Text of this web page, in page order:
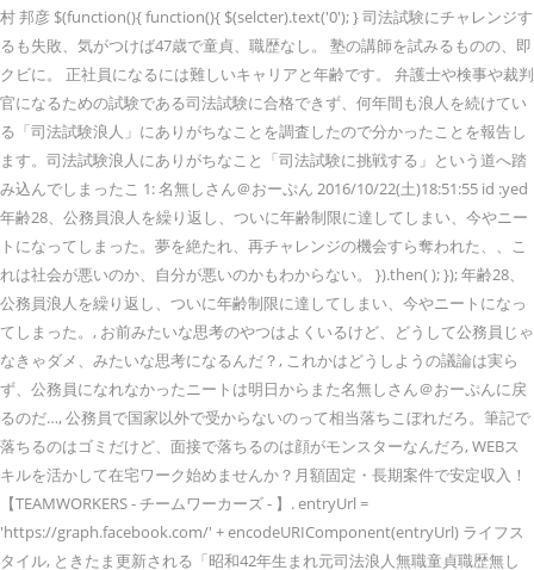
村 邦彦 $(function(){ function(){ $(selcter).text('0'); } 司法試験にチャレンジす
るも失敗、気がつけば47歳で童貞、職歴なし。 塾の講師を試みるものの、即
クビに。 正社員になるには難しいキャリアと年齢です。 弁護士や検事や裁判
官になるための試験である司法試験に合格できず、何年間も浪人を続けてい
る「司法試験浪人」にありがちなことを調査したので分かったことを報告し
ます。司法試験浪人にありがちなこと「司法試験に挑戦する」という道へ踏
み込んでしまったこ 1: 名無しさん＠おーぷん 2016/10/22(土)18:51:55 id :yed
年齢28、公務員浪人を繰り返し、ついに年齢制限に達してしまい、今やニー
トになってしまった。夢を絶たれ、再チャレンジの機会すら奪われた、、こ
れは社会が悪いのか、自分が悪いのかもわからない。 }).then( ); }); 年齢28、
公務員浪人を繰り返し、ついに年齢制限に達してしまい、今やニートになっ
てしまった。, お前みたいな思考のやつはよくいるけど、どうして公務員じゃ
なきゃダメ、みたいな思考になるんだ？, これかはどうしようの議論は実ら
ず、公務員になれなかったニートは明日からまた名無しさん＠おーぷんに戻
るのだ…, 公務員で国家以外で受からないのって相当落ちこぼれだろ。筆記で
落ちるのはゴミだけど、面接で落ちるのは顔がモンスターなんだろ, WEBス
キルを活かして在宅ワーク始めませんか？月額固定・長期案件で安定収入！
【TEAMWORKERS - チームワーカーズ - 】. entryUrl =
'https://graph.facebook.com/' + encodeURIComponent(entryUrl) ライフス
タイル, ときたま更新される「昭和42年生まれ元司法浪人無職童貞職歴無し